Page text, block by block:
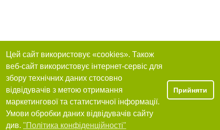
Цей сайт використовує «cookies». Також
веб-сайт використовує інтернет-сервіс для
збору технічних даних стосовно
відвідувачів з метою отримання
маркетингової та статистичної інформації.
Умови обробки даних відвідувачів сайту
див. "Політика конфіденційності"
Прийняти